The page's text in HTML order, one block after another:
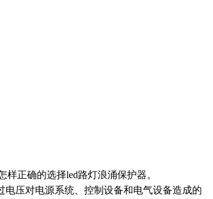
正确的选择led路灯浪涌保护器。
压对电源系统、控制设备和电气设备造成的